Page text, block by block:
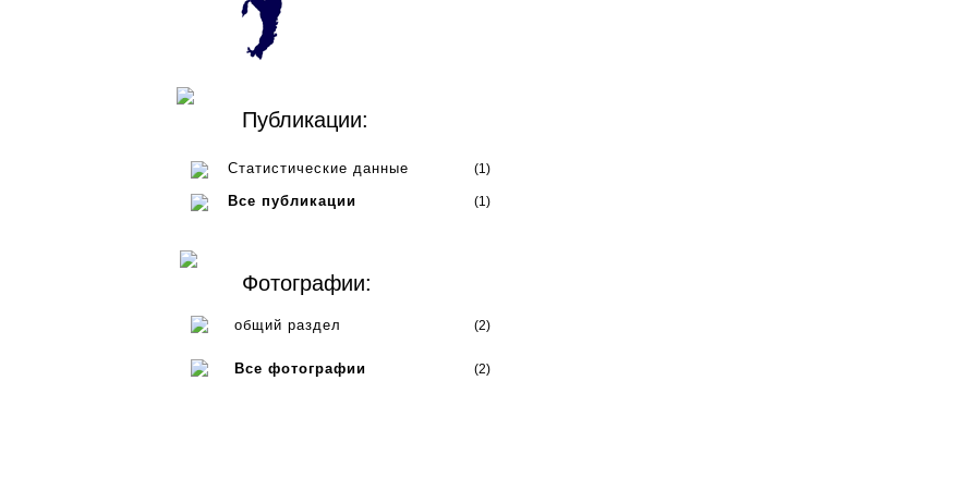
Публикации:
Статистические данные (1)
Все публикации (1)
Фотографии:
общий раздел (2)
Все фотографии (2)